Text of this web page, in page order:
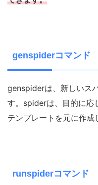
genspiderコマンド
genspiderは、新しいス
す。spiderは、目的に応
テンプレートを元に作成
runspiderコマンド